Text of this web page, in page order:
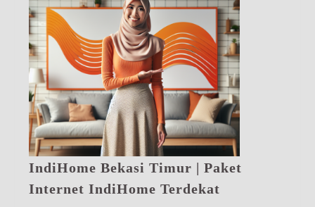
IndiHome Bekasi Timur | Paket
Internet IndiHome Terdekat